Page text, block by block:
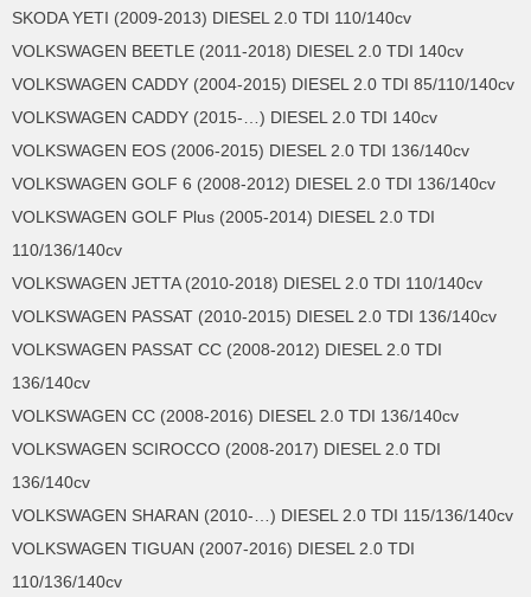
SKODA YETI (2009-2013) DIESEL 2.0 TDI 110/140cv
VOLKSWAGEN BEETLE (2011-2018) DIESEL 2.0 TDI 140cv
VOLKSWAGEN CADDY (2004-2015) DIESEL 2.0 TDI 85/110/140cv
VOLKSWAGEN CADDY (2015-…) DIESEL 2.0 TDI 140cv
VOLKSWAGEN EOS (2006-2015) DIESEL 2.0 TDI 136/140cv
VOLKSWAGEN GOLF 6 (2008-2012) DIESEL 2.0 TDI 136/140cv
VOLKSWAGEN GOLF Plus (2005-2014) DIESEL 2.0 TDI
110/136/140cv
VOLKSWAGEN JETTA (2010-2018) DIESEL 2.0 TDI 110/140cv
VOLKSWAGEN PASSAT (2010-2015) DIESEL 2.0 TDI 136/140cv
VOLKSWAGEN PASSAT CC (2008-2012) DIESEL 2.0 TDI
136/140cv
VOLKSWAGEN CC (2008-2016) DIESEL 2.0 TDI 136/140cv
VOLKSWAGEN SCIROCCO (2008-2017) DIESEL 2.0 TDI
136/140cv
VOLKSWAGEN SHARAN (2010-…) DIESEL 2.0 TDI 115/136/140cv
VOLKSWAGEN TIGUAN (2007-2016) DIESEL 2.0 TDI
110/136/140cv